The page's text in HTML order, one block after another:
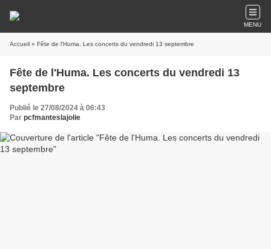
MENU
Accueil » Fête de l'Huma. Les concerts du vendredi 13 septembre
Fête de l'Huma. Les concerts du vendredi 13
septembre
Publié le 27/08/2024 à 06:43
Par pcfmanteslajolie